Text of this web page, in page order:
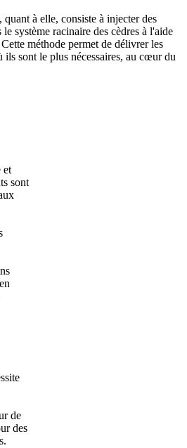
à elle, consiste à injecter des
système racinaire des cèdres à l'aide
méthode permet de délivrer les
ils sont le plus nécessaires, au cœur du
et
sont
de
des